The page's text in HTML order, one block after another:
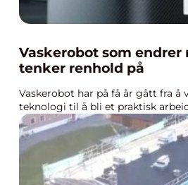
Vaskerobot som
tenker renhold på
Vaskerobot har på få år gått fra
teknologi til å bli et praktisk